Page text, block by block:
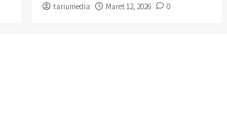
tariumedia Maret 12, 2026 0